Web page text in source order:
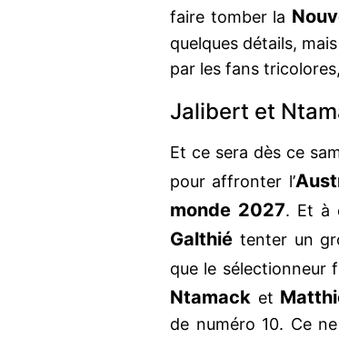
faire tomber la
quelques détails,
par les fans
Jalibert et
Et ce sera dès ce
pour affronter l’
monde 2027. Et à
Galthié tenter un
que le sélectionneur
Ntamack et
de numéro 10. Ce